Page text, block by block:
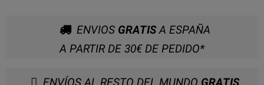
ENVIOS GRATISA ESPAÑA
A PARTIR DE 30€ DE PEDIDO*
ENVÍOS AL RESTO DEL MUNDO GRATIS